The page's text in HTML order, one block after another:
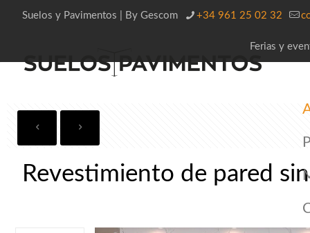
Suelos y Pavimentos | By Gescom +34 961 25 02 32
Ferias y
Revestimiento de pared